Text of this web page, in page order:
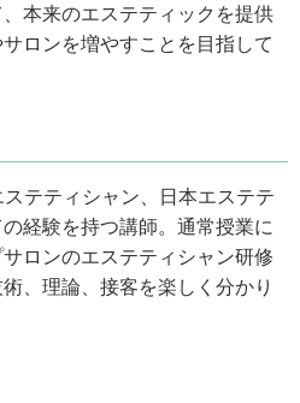
本来のエステティックを提供
ロンを増やすことを目指して
テティシャン、日本エステテ
経験を持つ講師。通常授業に
ロンのエステティシャン研修
、理論、接客を楽しく分かり